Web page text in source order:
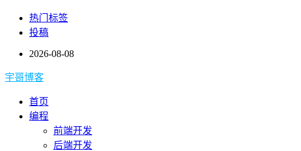
热门标签
投稿
2026-08-08
宇哥博客
首页
编程
前端开发
后端开发